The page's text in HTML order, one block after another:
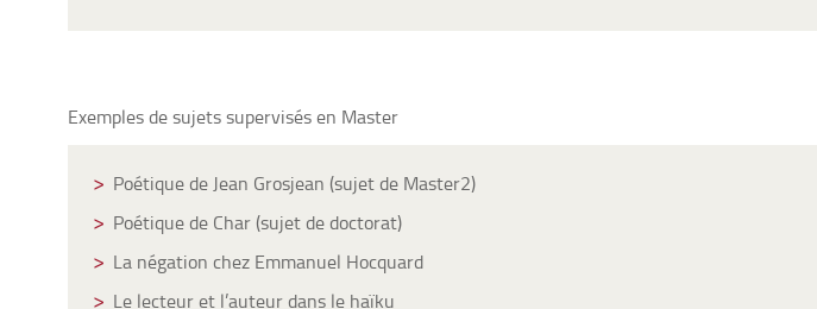
Exemples de sujets supervisés en Master
Poétique de Jean Grosjean (sujet de Master2)
Poétique de Char (sujet de doctorat)
La négation chez Emmanuel Hocquard
Le lecteur et l’auteur dans le haïku